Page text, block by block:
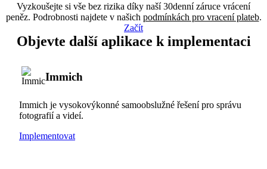
Vyzkoušejte si vše bez rizika díky naší 30denní záruce vrácení
peněz. Podrobnosti najdete v našich podmínkách pro vracení plateb.
Začít
Objevte další aplikace k implementaci
Immich
Immich je vysokovýkonné samoobslužné řešení pro správu
fotografií a videí.
Implementovat